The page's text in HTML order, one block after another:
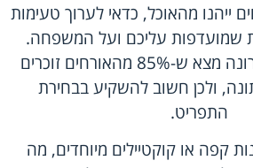
ייהנו מהאוכל, כדאי לערוך טעימות
שמועדפות עליכם ועל המשפחה.
מחקר שנערך לאחרונה מצא ש-85% מהאורחים זוכרים
ולכן חשוב להשקיע בבחירת
התפריט.
קפה או קוקטיילים מיוחדים, מה